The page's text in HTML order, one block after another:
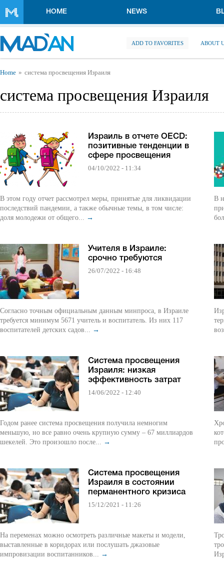
HOME NEWS
ADD TO FAVORITES ABOUT
You are here
Home система просвещения Израиля
система просвещения Израиля
Израиль в отчете OECD:
позитивные тенденции в
сфере просвещения
04/10/2022 - 11:34
В этом году отчет рассмотрел меры, принятые для ликвидации
последствий пандемии, а также обычные темы, в том числе:
доля молодежи от общего... →
Учителя в Израиле:
срочно требуются
26/07/2022 - 16:48
Согласно точным официальным данным минпроса, в Израиле
требуется минимум 5671 учитель и воспитатель. Из них 117
воспитателей детских садов... →
Система просвещения
Израиля: низкая
эффективность затрат
14/06/2022 - 12:40
Годом ранее система просвещения получила немногим
меньшую, но все равно очень крупную сумму – 67 миллиардов
шекелей. Это произошло после... →
Система просвещения
Израиля в состоянии
перманентного кризиса
15/12/2021 - 11:26
На переменах можно осмотреть различные макеты и модели,
выставленные в коридорах или послушать джазовые
импровизации воспитанников... →
В